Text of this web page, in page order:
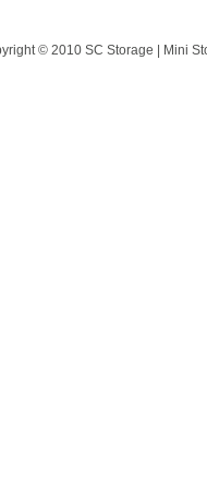
© 2010 SC Storage | Mini